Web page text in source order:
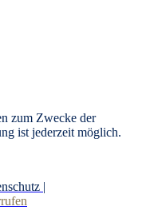
zum Zwecke der
ist jederzeit möglich.
|